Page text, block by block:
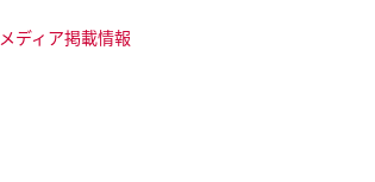
メディア掲載情報